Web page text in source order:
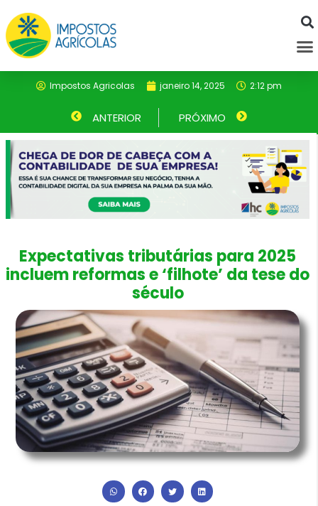
para
Impostos Agricolas janeiro 14, 2025 2:12 pm
Anterior
ANTERIOR PRÓXIMO Próximo
Expectativas tributárias para 2025
incluem reformas e ‘filhote’ da tese do
século